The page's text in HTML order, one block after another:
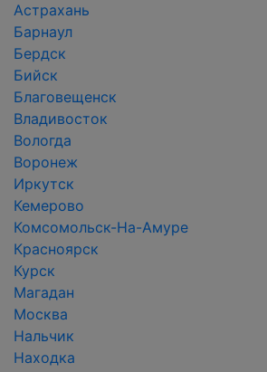
Астрахань
Барнаул
Бердск
Бийск
Благовещенск
Владивосток
Вологда
Воронеж
Иркутск
Кемерово
Комсомольск-На-Амуре
Красноярск
Курск
Магадан
Москва
Нальчик
Находка